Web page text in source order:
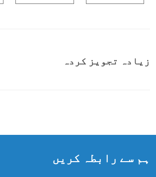
زیادہ تجویز کردہ
ہم سے رابطہ کریں